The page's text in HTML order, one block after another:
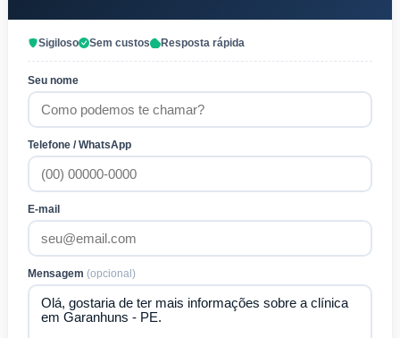
Sigiloso Sem custos Resposta rápida
Seu nome
Telefone / WhatsApp
E-mail
Mensagem (opcional)